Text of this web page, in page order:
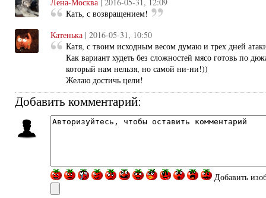
Кать, с возвращением!
Катенька | 2016-05-31, 10:50
Катя, с твоим исходным весом думаю и трех дней
Как вариант худеть без сложностей мясо готовь по
который нам нельзя, но самой ни-ни!))
Желаю достичь цели!
Добавить комментарий:
Добавить